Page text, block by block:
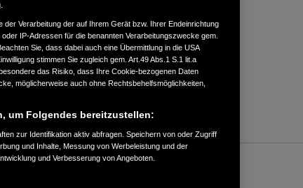
Verarbeitung der auf Ihrem Gerät bzw. Ihrer Endeinrichtung
IP-Adressen für die benannten Verarbeitungszwecke gem.
Sie, dass dabei auch eine Übermittlung in die USA
stimmen Sie zugleich gem. Art.49 Abs.1 S.1 lit.a
das Risiko, dass Ihre Cookie-bezogenen Daten
möglicherweise auch ohne Rechtsbehelfsmöglichkeiten,
um Folgendes bereitzustellen:
zur Identifikation aktiv abfragen. Speichern von oder Zugriff
und Inhalte, Messung von Werbeleistung und der
und Verbesserung von Angeboten.